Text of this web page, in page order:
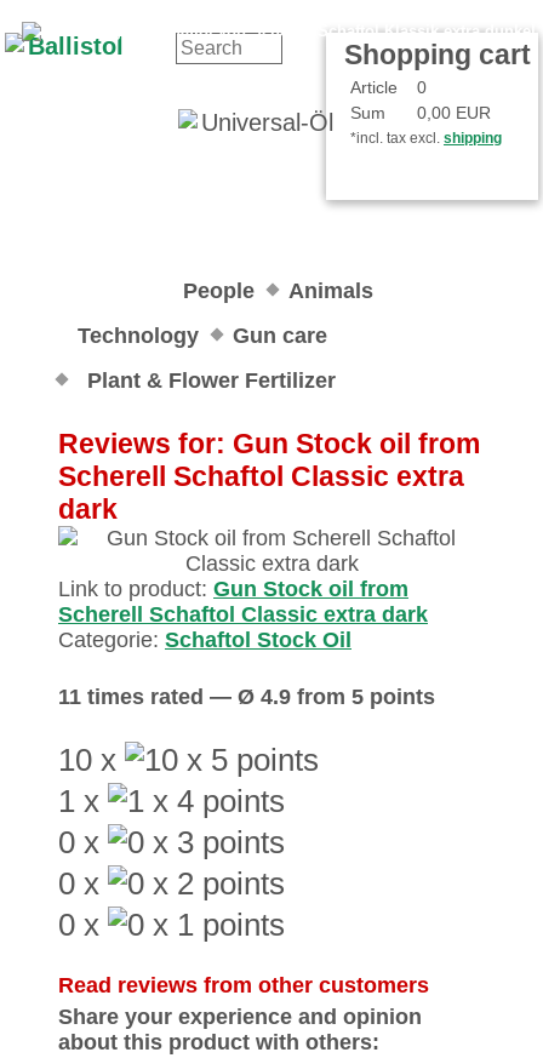
Shopping cart
Article
0
Sum
0,00 EUR
*incl. tax excl. shipping
People
Animals
Technology
Gun care
Plant & Flower Fertilizer
Reviews for: Gun Stock oil from
Scherell Schaftol Classic extra
dark
Link to product: Gun Stock oil from
Scherell Schaftol Classic extra dark
Categorie: Schaftol Stock Oil
11 times rated — Ø 4.9 from 5 points
10 x
1 x
0 x
0 x
0 x
Read reviews from other customers
Share your experience and opinion
about this product with others: